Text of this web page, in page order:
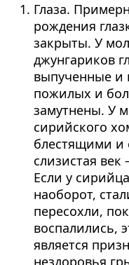
Глаза.
рождения
закрыты. У
джунгариков
выпученные и
пожилых и
замутнены. У
сирийского
блестящими и
слизистая
Если у
наоборот,
пересохли,
воспалились,
является
нездоровья